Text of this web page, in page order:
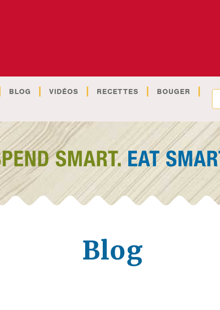
BLOG VIDÉOS RECETTES
BOUGER
Blog